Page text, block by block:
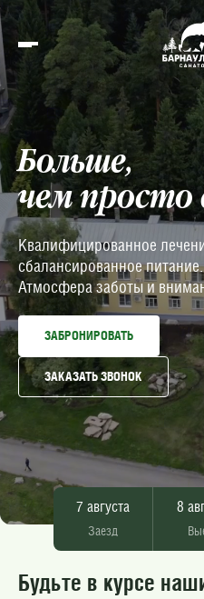
Больше,
чем просто
Квалифицированное
сбалансированное питание.
Атмосфера заботы и
ЗАБРОНИРОВАТЬ
ЗАКАЗАТЬ ЗВОНОК
7 августа
Заезд
8
Будьте в курсе